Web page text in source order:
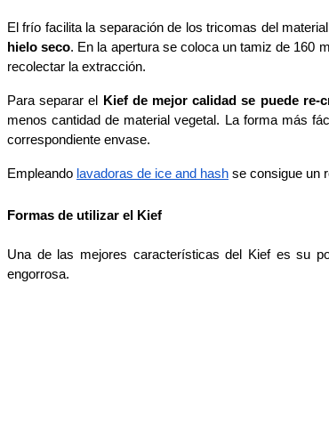
El frío facilita la separación de los tricomas del
hielo seco. En la apertura se coloca un tamiz de 160
recolectar la extracción.
Para separar el Kief de mejor calidad se puede re-
menos cantidad de material vegetal. La forma más
correspondiente envase.
Empleando lavadoras de ice and hash se consigue un
Formas de utilizar el Kief
Una de las mejores características del Kief es su
engorrosa.